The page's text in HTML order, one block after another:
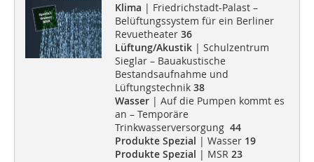
Klima | Friedrichstadt-Palast –
Belüftungssystem für ein Berliner
Revuetheater 36
Lüftung/Akustik| Schulzentrum
Sieglar – Bauakustische
Bestandsaufnahme und
Lüftungstechnik 38
Wasser| Auf die Pumpen kommt es
an – Temporäre
Trinkwasserversorgung 44
Produkte Spezial | Wasser 19
Produkte Spezial | MSR 23